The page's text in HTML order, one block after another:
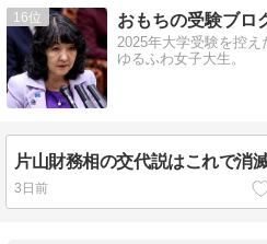
16 おもちの受験ブロ
2025年大学受験を控
ゆるふわ女子大生。
3日前